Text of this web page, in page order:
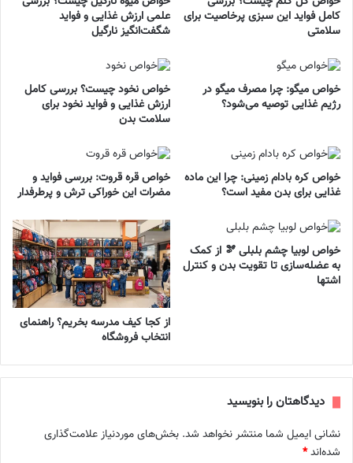
کامل فواید این سبزی پرخاصیت برای
سلامتی
علمی ارزش غذایی و فواید
شگفت‌انگیز نارگیل
خواص میگو: چرا مصرف میگو در
رژیم غذایی توصیه می‌شود؟
خواص نخود چیست؟ بررسی کامل
ارزش غذایی و فواید نخود برای
سلامت بدن
خواص کره بادام زمینی: چرا این ماده
غذایی برای بدن مفید است؟
خواص قره قروت: بررسی فواید و
مضرات این خوراکی ترش و پرطرفدار
خواص لوبیا چشم بلبلی 🫘 از کمک
به عضله‌سازی تا تقویت بدن و کنترل
اشتها
از کجا کیف مدرسه بخریم؟ راهنمای
انتخاب فروشگاه
دیدگاهتان را بنویسید
نشانی ایمیل شما منتشر نخواهد شد. بخش‌های موردنیاز علامت‌گذاری
شده‌اند*